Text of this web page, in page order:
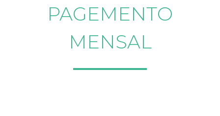
PAGEMENTO
MENSAL